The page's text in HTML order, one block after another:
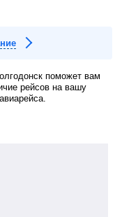
поможет вам
рейсов на вашу